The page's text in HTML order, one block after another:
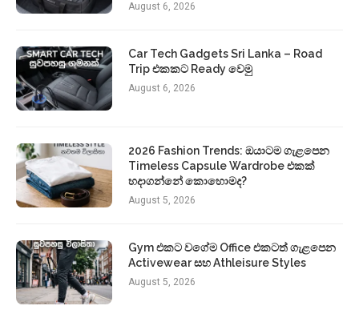
August 6, 2026
Car Tech Gadgets Sri Lanka – Road
Trip එකකට Ready වෙමු
August 6, 2026
2026 Fashion Trends: ඔයාටම ගැළපෙන
Timeless Capsule Wardrobe එකක්
හදාගන්නේ කොහොමද?
August 5, 2026
Gym එකට වගේම Office එකටත් ගැළපෙන
Activewear සහ Athleisure Styles
August 5, 2026